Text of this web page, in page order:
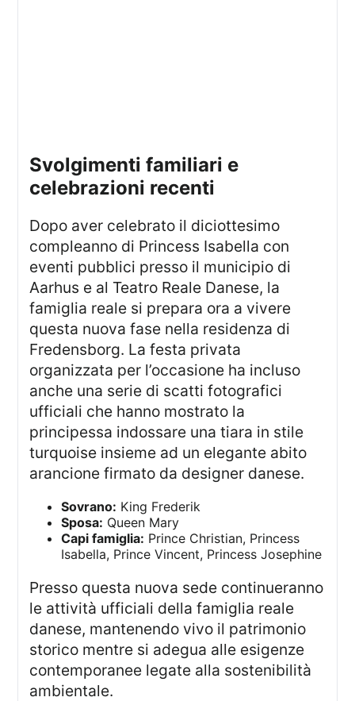
svolgimenti familiari e
celebrazioni recenti
Dopo aver celebrato il diciottesimo
compleanno di Princess Isabella con
eventi pubblici presso il municipio di
Aarhus e al Teatro Reale Danese, la
famiglia reale si prepara ora a vivere
questa nuova fase nella residenza di
Fredensborg. La festa privata
organizzata per l’occasione ha incluso
anche una serie di scatti fotografici
ufficiali che hanno mostrato la
principessa indossare una tiara in stile
turquoise insieme ad un elegante abito
arancione firmato da designer danese.
Sovrano: King Frederik
Sposa: Queen Mary
Capi famiglia: Prince Christian, Princess
Isabella, Prince Vincent, Princess Josephine
Presso questa nuova sede continueranno
le attività ufficiali della famiglia reale
danese, mantenendo vivo il patrimonio
storico mentre si adegua alle esigenze
contemporanee legate alla sostenibilità
ambientale.